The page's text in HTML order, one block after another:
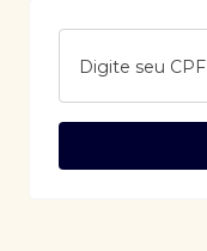
Digite seu CPF